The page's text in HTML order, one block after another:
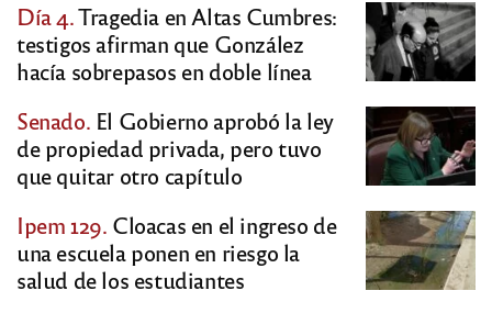
Día 4.Tragedia en Altas Cumbres:
testigos afirman que González
hacía sobrepasos en doble línea
Senado. El Gobierno aprobó la ley
de propiedad privada, pero tuvo
que quitar otro capítulo
Ipem 129. Cloacas en el ingreso de
una escuela ponen en riesgo la
salud de los estudiantes